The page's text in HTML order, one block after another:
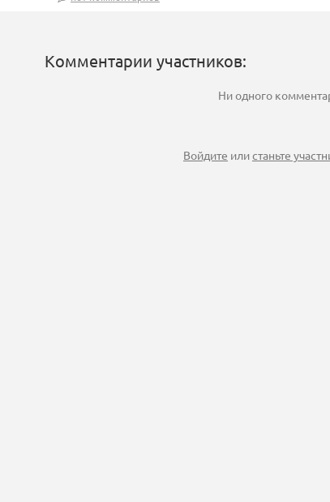
Комментарии участников:
Ни одного
Войдите илистаньте